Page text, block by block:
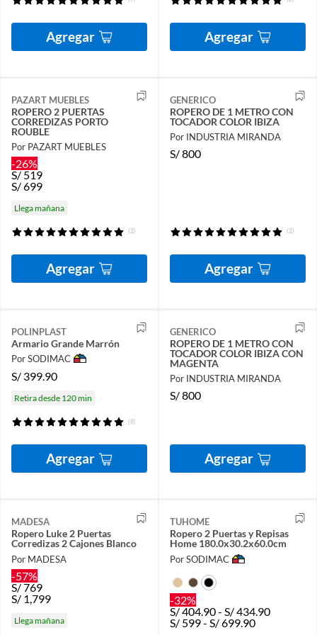
Agregar Agregar
PAZART MUEBLES
ROPERO 2 PUERTAS
CORREDIZAS PORTO
ROUBLE
Por PAZART MUEBLES
-26%
S/519
S/699
Llega mañana
(2)
Agregar
GENERICO
ROPERO DE 1 METRO CON
TOCADOR COLOR IBIZA
Por INDUSTRIA MIRANDA
S/800
(2)
Agregar
POLINPLAST
Armario Grande Marrón
Por SODIMAC
S/ 399.90
Retira desde 120 min
(8)
Agregar
GENERICO
ROPERO DE 1 METRO CON
TOCADOR COLOR IBIZA CON
MAGENTA
Por INDUSTRIA MIRANDA
S/800
Agregar
MADESA
Ropero Luke 2 Puertas
Corredizas 2 Cajones Blanco
Por MADESA
-57%
S/769
S/ 1,799
Llega mañana
TUHOME
Ropero 2 Puertas y Repisas
Home 180.0x30.2x60.0cm
Por SODIMAC
-32%
S/404.90- S/434.90
S/ 599- S/699.90